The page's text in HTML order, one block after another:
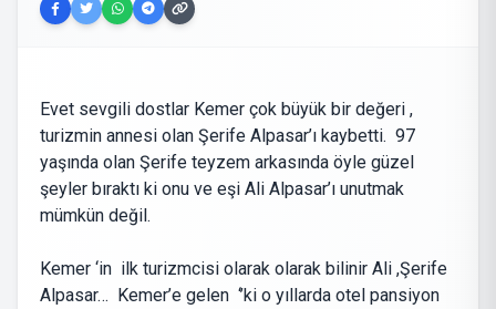
Evet sevgili dostlar Kemer çok büyük bir değeri ,
turizmin annesi olan Şerife Alpasar’ı kaybetti. 97
yaşında olan Şerife teyzem arkasında öyle güzel
şeyler bıraktı ki onu ve eşi Ali Alpasar’ı unutmak
mümkün değil.
Kemer ‘in ilk turizmcisi olarak olarak bilinir Ali ,Şerife
Alpasar… Kemer’e gelen ‘’ki o yıllarda otel pansiyon